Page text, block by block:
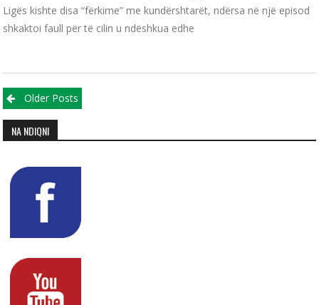
Ligës kishte disa “fërkime” me kundërshtarët, ndërsa në një episod
shkaktoi faull për të cilin u ndëshkua edhe
Posts navigation
Older Posts
NA NDIQNI